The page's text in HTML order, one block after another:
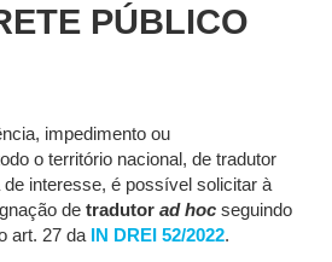
PÚBLICO
impedimento ou
o território nacional, de tradutor
interesse, é possível solicitar à
de tradutor ad hoc seguindo
art. 27 da
IN DREI 52/2022.